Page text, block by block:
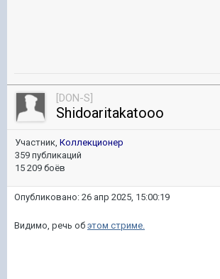
[DON-S]
Shidoaritakatooo
Участник, Коллекционер
359 публикаций
15 209 боёв
Опубликовано: 26 апр 2025, 15:00:19
Видимо, речь об этом стриме.